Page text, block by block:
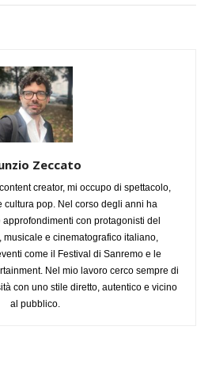
Zeccato
creator, mi occupo di spettacolo,
cultura pop. Nel corso degli anni ha
con protagonisti del
musicale e cinematografico italiano,
come il Festival di Sanremo e le
Nel mio lavoro cerco sempre di
con uno stile diretto, autentico e vicino
al pubblico.